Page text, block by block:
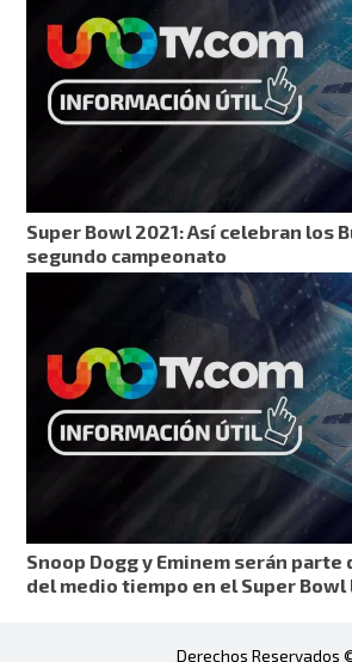
Super Bowl 2021: Así celebran los
segundo campeonato
Snoop Dogg y Eminem serán
del medio tiempo en el Super Bowl
Derechos Reservados